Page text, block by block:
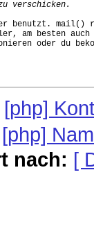
benutzt. mail()
am besten
oder du
[php]
[php]
nach: [